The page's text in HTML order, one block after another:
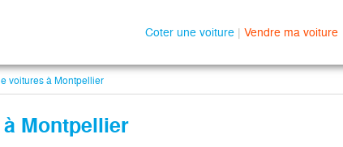
Coter une voiture | Vendre ma voiture
voitures à Montpellier
Montpellier